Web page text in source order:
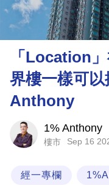
樓
市
理
財
商
科
技
「Location
界樓一樣可
Anthony
1% Anthony
樓市 Sep 16
經一專欄